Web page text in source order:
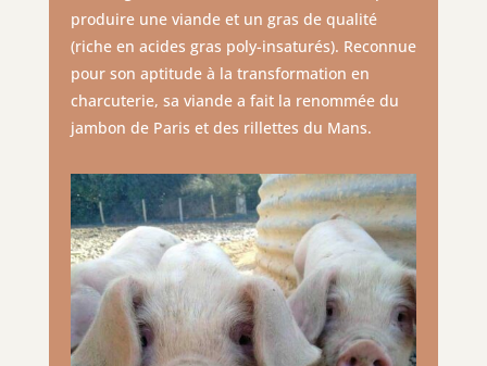
produire une viande et un gras de qualité
(riche en acides gras poly-insaturés). Reconnue
pour son aptitude à la transformation en
charcuterie, sa viande a fait la renommée du
jambon de Paris et des rillettes du Mans.